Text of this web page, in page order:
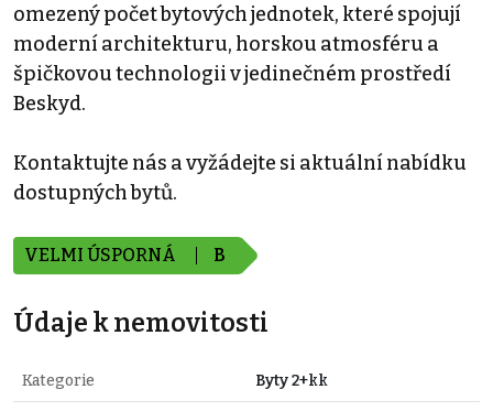
omezený počet bytových jednotek, které spojují
moderní architekturu, horskou atmosféru a
špičkovou technologii v jedinečném prostředí
Beskyd.
Kontaktujte nás a vyžádejte si aktuální nabídku
dostupných bytů.
VELMI ÚSPORNÁ B
Údaje k nemovitosti
Kategorie Byty 2+kk